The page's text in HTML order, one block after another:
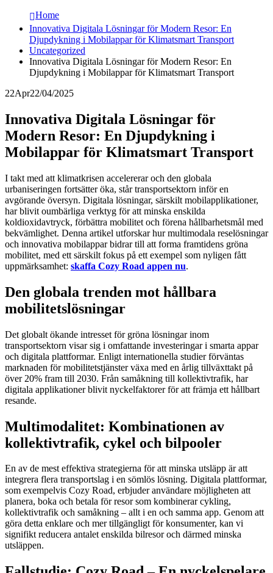
Home
Innovativa Digitala Lösningar för Modern Resor: En
Djupdykning i Mobilappar för Klimatsmart Transport
Uncategorized
Innovativa Digitala Lösningar för Modern Resor: En
Djupdykning i Mobilappar för Klimatsmart Transport
22Apr22/04/2025
Innovativa Digitala Lösningar för
Modern Resor: En Djupdykning i
Mobilappar för Klimatsmart Transport
I takt med att klimatkrisen accelererar och den globala
urbaniseringen fortsätter öka, står transportsektorn inför en
avgörande översyn. Digitala lösningar, särskilt mobilapplikationer,
har blivit oumbärliga verktyg för att minska enskilda
koldioxidavtryck, förbättra mobilitet och förena hållbarhetsmål med
bekvämlighet. Denna artikel utforskar hur multimodala reselösningar
och innovativa mobilappar bidrar till att forma framtidens gröna
mobilitet, med ett särskilt fokus på ett exempel som nyligen fått
uppmärksamhet: skaffa Cozy Road appen nu.
Den globala trenden mot hållbara
mobilitetslösningar
Det globalt ökande intresset för gröna lösningar inom
transportsektorn visar sig i omfattande investeringar i smarta appar
och digitala plattformar. Enligt internationella studier förväntas
marknaden för mobilitetstjänster växa med en årlig tillväxttakt på
över 20% fram till 2030. Från samåkning till kollektivtrafik, har
digitala applikationer blivit nyckelfaktorer för att främja ett hållbart
resande.
Multimodalitet: Kombinationen av
kollektivtrafik, cykel och bilpooler
En av de mest effektiva strategierna för att minska utsläpp är att
integrera flera transportslag i en sömlös lösning. Digitala plattformar,
som exempelvis Cozy Road, erbjuder användare möjligheten att
planera, boka och betala för resor som kombinerar cykling,
kollektivtrafik och samåkning – allt i en och samma app. Genom att
göra detta enklare och mer tillgängligt för konsumenter, kan vi
signifikt reducera antalet enskilda bilresor och därmed minska
utsläppen.